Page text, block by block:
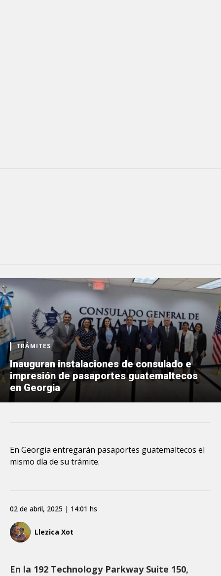
TRÁMITES
Inauguran instalaciones de consulado e
impresión de pasaportes guatemaltecos
en Georgia
En Georgia entregarán pasaportes guatemaltecos el
mismo día de su trámite.
Llezica Xot
02 de abril, 2025 | 14:01 hs
En la 192 Technology Parkway Suite 150,